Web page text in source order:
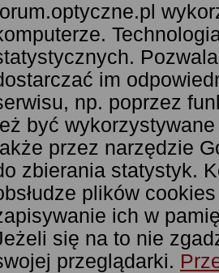
im
np. poprzez
być
przez narzędzie
zbierania statystyk.
plików
ich w
się na to nie
przeglądarki.